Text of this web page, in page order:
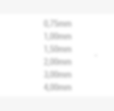
0,75mm
1,00mm
1,50mm
2,00mm
3,00mm
4,00mm